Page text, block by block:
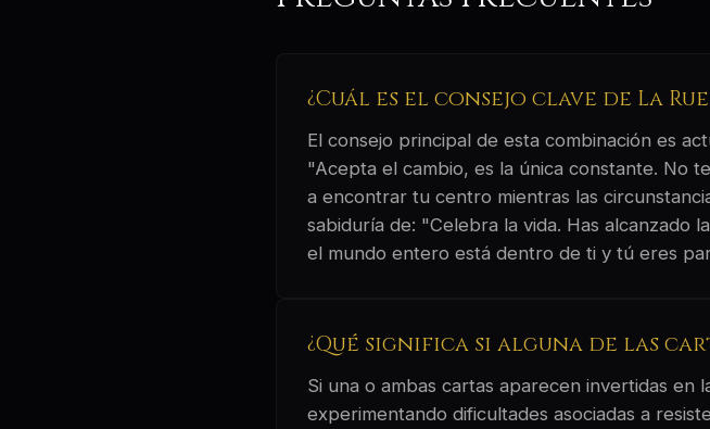
¿Cuál es el consejo clave de La
El consejo principal de esta combinación es
"Acepta el cambio, es la única constante. No
a encontrar tu centro mientras las
sabiduría de: "Celebra la vida. Has alcanzado
el mundo entero está dentro de ti y tú eres
¿Qué significa si alguna de las
Si una o ambas cartas aparecen invertidas
experimentando dificultades asociadas a